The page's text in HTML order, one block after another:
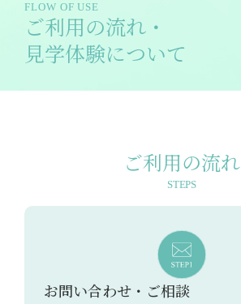
FLOW OF USE
ご利用の流れ・
見学体験について
ご利用の流れ
STEPS
お問い合わせ・ご相談